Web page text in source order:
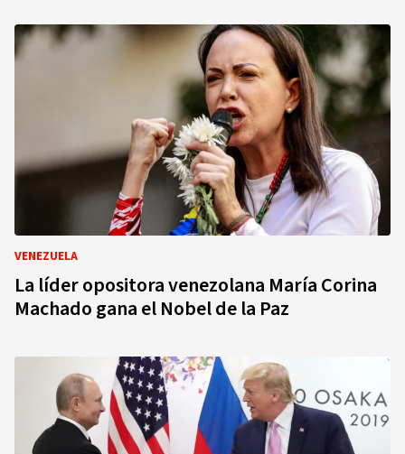
VENEZUELA
La líder opositora venezolana María Corina
Machado gana el Nobel de la Paz